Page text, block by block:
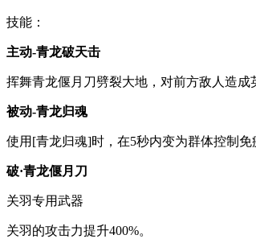
技能：
主动-青龙破天击
挥舞青龙偃月刀劈裂大地，对前方敌人造成
被动-青龙归魂
使用[青龙归魂]时，在5秒内变为群体控制免
破·青龙偃月刀
关羽专用武器
关羽的攻击力提升400%。